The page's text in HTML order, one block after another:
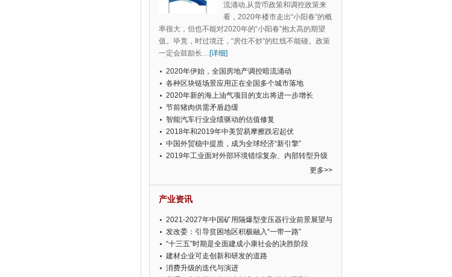
流涌动,从货币政策和调控政策来
看，2020年楼市走出“小阳春”的概
率很大，但也不能对2020年的“小阳春”抱太高的期望
值。毕竟，时过境迁，“房住不炒”的红线不能碰。政策
一定会鼓励长…[详细]
2020年伊始，全国房地产调控暗流涌动
各种区块链场景应用正在全国多个城市落地
2020年新的海上油气项目的支出将进一步增长
节前猪肉供需矛盾趋缓
智能汽车行业业绩驱动的估值修复
2018年和2019年中美贸易摩擦跌宕起伏
中国外贸稳中提质，成为全球经济“新引擎”
2019年工业面对外部环境错综复杂、内部转型升级
更多>>
产业资讯
2021-2027年中国矿用隔爆型变压器行业前景展望与
投资前景预测报告
发改委：引导贫困地区积极融入“一带一路”
“十三五”时期是全面建成小康社会的决胜阶段
建材企业可走创新和研发的道路
消费升级的迭代与演进